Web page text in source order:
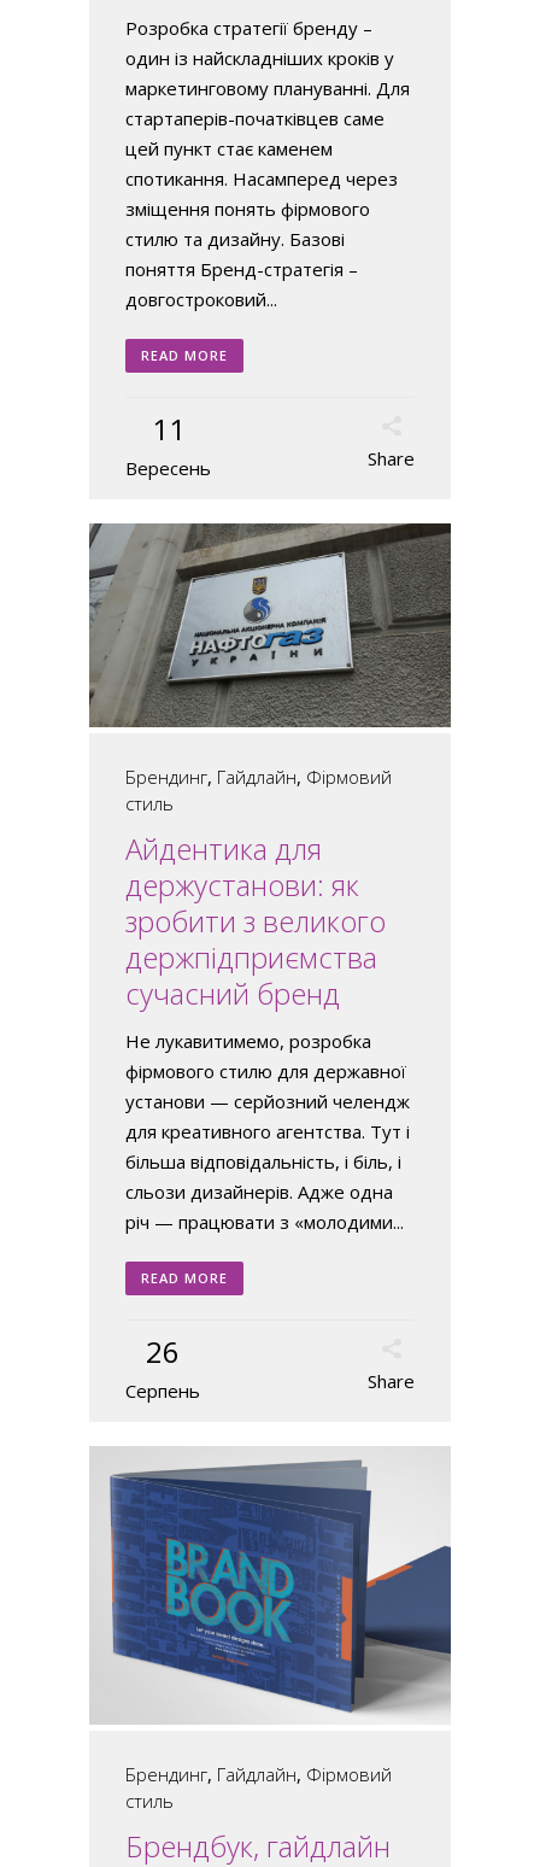
Розробка стратегії бренду –
один із найскладніших кроків у
маркетинговому плануванні. Для
стартаперів-початківцев саме
цей пункт стає каменем
спотикання. Насамперед через
зміщення понять фірмового
стилю та дизайну. Базові
поняття Бренд-стратегія –
довгостроковий...
READ MORE
11
Вересень Share
Брендинг, Гайдлайн, Фірмовий
стиль
Айдентика для
держустанови: як
зробити з великого
держпідприємства
сучасний бренд
Не лукавитимемо, розробка
фірмового стилю для державної
установи — серйозний челендж
для креативного агентства. Тут і
більша відповідальність, і біль, і
сльози дизайнерів. Адже одна
річ — працювати з «молодими...
READ MORE
26
Серпень Share
Брендинг, Гайдлайн, Фірмовий
стиль
Брендбук, гайдлайн